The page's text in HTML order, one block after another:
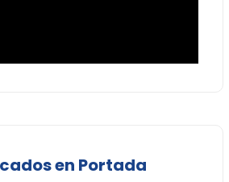
en Portada